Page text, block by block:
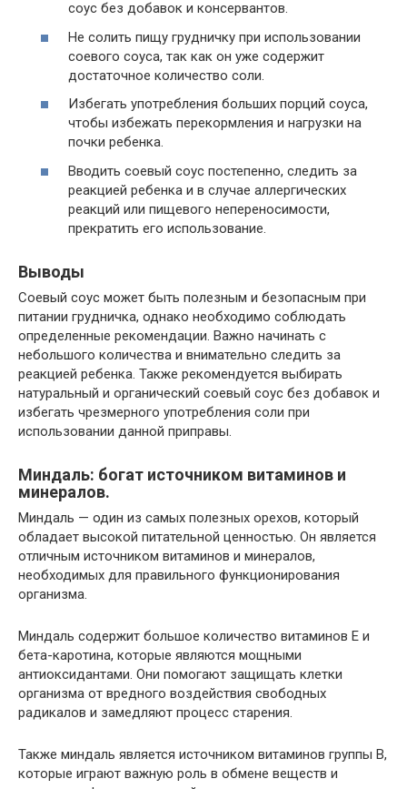
соус без добавок и консервантов.
Не солить пищу грудничку при использовании
соевого соуса, так как он уже содержит
достаточное количество соли.
Избегать употребления больших порций соуса,
чтобы избежать перекормления и нагрузки на
почки ребенка.
Вводить соевый соус постепенно, следить за
реакцией ребенка и в случае аллергических
реакций или пищевого непереносимости,
прекратить его использование.
Выводы
Соевый соус может быть полезным и безопасным при
питании грудничка, однако необходимо соблюдать
определенные рекомендации. Важно начинать с
небольшого количества и внимательно следить за
реакцией ребенка. Также рекомендуется выбирать
натуральный и органический соевый соус без добавок и
избегать чрезмерного употребления соли при
использовании данной приправы.
Миндаль: богат источником витаминов и
минералов.
Миндаль — один из самых полезных орехов, который
обладает высокой питательной ценностью. Он является
отличным источником витаминов и минералов,
необходимых для правильного функционирования
организма.
Миндаль содержит большое количество витаминов E и
бета-каротина, которые являются мощными
антиоксидантами. Они помогают защищать клетки
организма от вредного воздействия свободных
радикалов и замедляют процесс старения.
Также миндаль является источником витаминов группы В,
которые играют важную роль в обмене веществ и